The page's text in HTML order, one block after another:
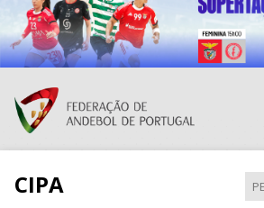
Federação de Andebol de Portugal
Grátis - Disponivel na Play Store
CIPA